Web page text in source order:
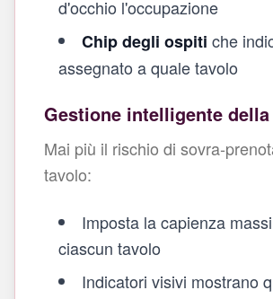
d'occhio l'occupazione
Chip degli ospiti che
assegnato a quale tavolo
Gestione intelligente
Mai più il rischio di
tavolo:
Imposta la capienza
ciascun tavolo
Indicatori visivi mostrano